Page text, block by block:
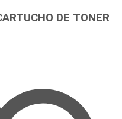
DE TONER